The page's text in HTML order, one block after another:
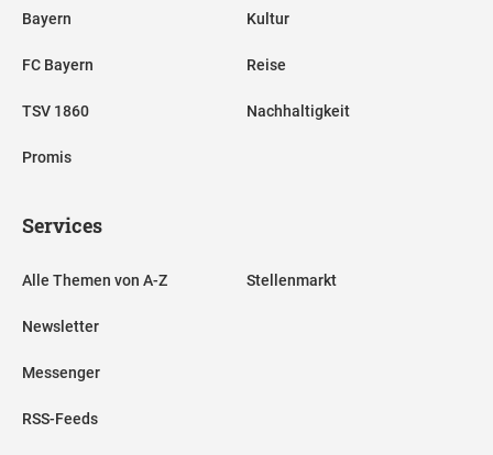
Bayern
FC Bayern
TSV 1860
Promis
Kultur
Reise
Nachhaltigkeit
Services
Alle Themen von A-Z
Newsletter
Messenger
RSS-Feeds
Stellenmarkt